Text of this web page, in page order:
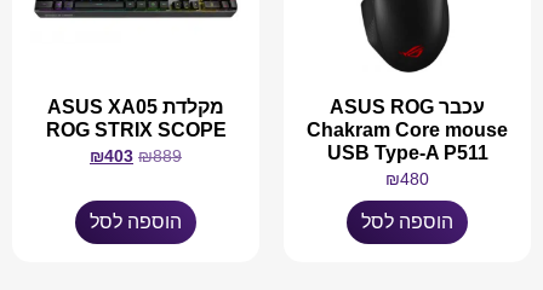
עכבר ASUS ROG
Chakram Core mouse
USB Type-A P511
₪480
הוספה לסל
מקלדת ASUS XA05
ROG STRIX SCOPE
₪889
₪403
הוספה לסל